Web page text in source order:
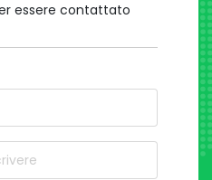
essere contattato